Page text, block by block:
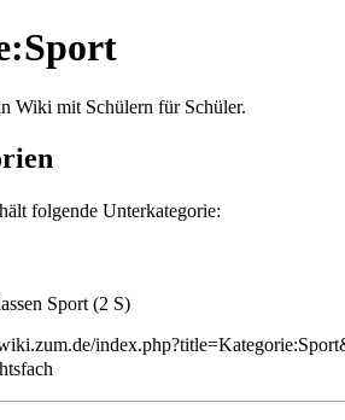
Wiki mit Schülern für Schüler.
folgende Unterkategorie:
Sport (2 S)